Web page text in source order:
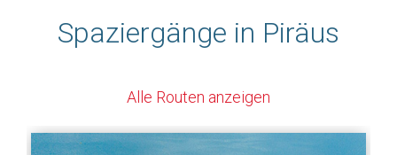
Spaziergänge in Piräus
Alle Routen anzeigen